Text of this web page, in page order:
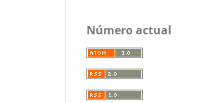
Número actual